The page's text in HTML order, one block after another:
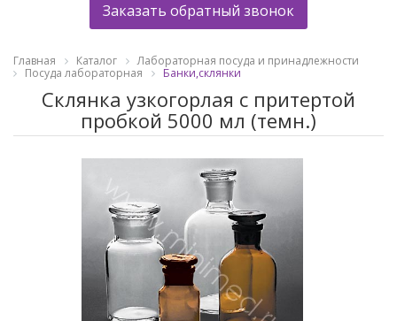
Заказать обратный звонок
Главная Каталог
Лабораторная посуда и принадлежности
Посуда лабораторная
Банки,склянки
Склянка узкогорлая с притертой
пробкой 5000 мл (темн.)